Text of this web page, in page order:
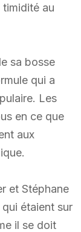
au
sa bosse
qui a
Les
en ce que
aux
et Stéphane
étaient sur
il se doit